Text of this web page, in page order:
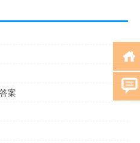
案